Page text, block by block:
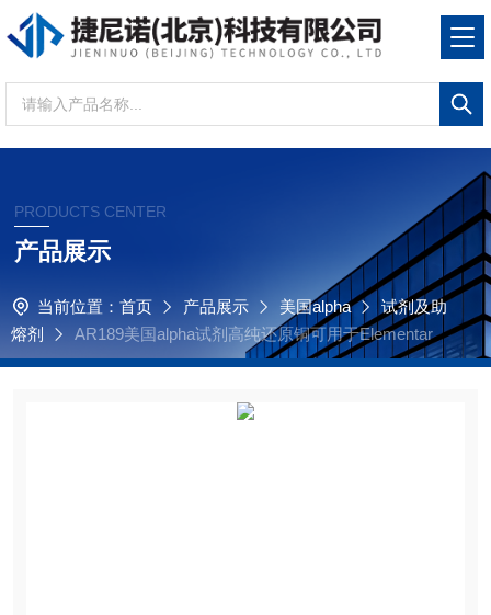
PRODUCTS CENTER
产品展示
当前位置： 首页 产品展示 美国alpha
试剂及助
熔剂
AR189美国alpha试剂高纯还原铜可用于Elementar